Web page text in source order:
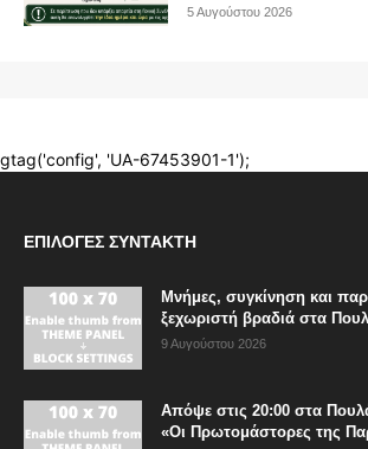
ΕΠΙΛΟΓΈΣ ΣΥΝΤΆΚΤΗ
Μνήμες, συγκίνηση και
ξεχωριστή βραδιά στα
9 Αυγούστου 2026
Απόψε στις 20:00 στα
«Οι Πρωτομάστορες της